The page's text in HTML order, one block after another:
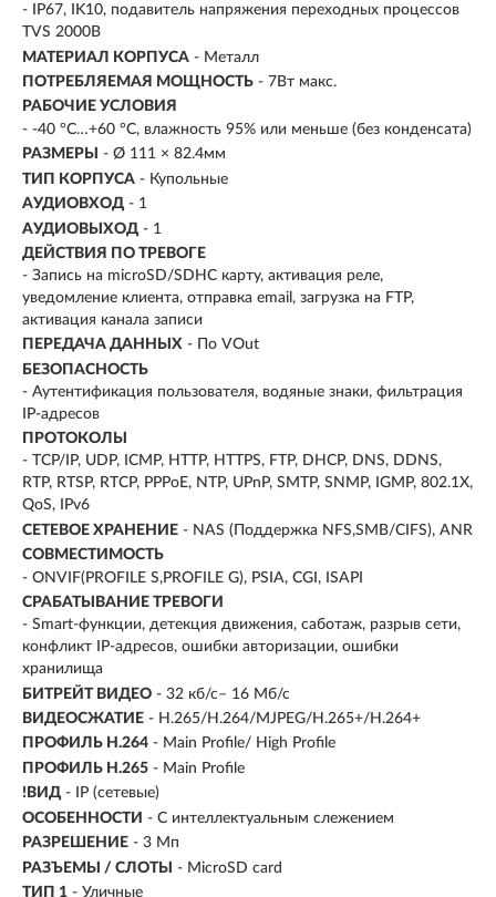
- IP67, IK10, подавитель напряжения переходных процессов
TVS 2000В
МАТЕРИАЛ КОРПУСА - Металл
ПОТРЕБЛЯЕМАЯ МОЩНОСТЬ - 7Вт макс.
РАБОЧИЕ УСЛОВИЯ
- -40 °C…+60 °C, влажность 95% или меньше (без конденсата)
РАЗМЕРЫ
- Ø 111 × 82.4мм
ТИП КОРПУСА - Купольные
АУДИОВХОД - 1
АУДИОВЫХОД - 1
ДЕЙСТВИЯ ПО ТРЕВОГЕ
- Запись на microSD/SDHC карту, активация реле,
уведомление клиента, отправка email, загрузка на FTP,
активация канала записи
ПЕРЕДАЧА ДАННЫХ - По VOut
БЕЗОПАСНОСТЬ
- Аутентификация пользователя, водяные знаки, фильтрация
IP-адресов
ПРОТОКОЛЫ
- TCP/IP, UDP, ICMP, HTTP, HTTPS, FTP, DHCP, DNS, DDNS,
RTP, RTSP, RTCP, PPPoE, NTP, UPnP, SMTP, SNMP, IGMP, 802.1X,
QoS, IPv6
СЕТЕВОЕ ХРАНЕНИЕ - NAS (Поддержка NFS,SMB/CIFS), ANR
СОВМЕСТИМОСТЬ
- ONVIF(PROFILE S,PROFILE G), PSIA, CGI, ISAPI
СРАБАТЫВАНИЕ ТРЕВОГИ
- Smart-функции, детекция движения, саботаж, разрыв сети,
конфликт IP-адресов, ошибки авторизации, ошибки
хранилища
БИТРЕЙТ ВИДЕО - 32 кб/с– 16 Мб/с
ВИДЕОСЖАТИЕ - H.265/H.264/MJPEG/H.265+/H.264+
ПРОФИЛЬ H.264 - Main Profile/ High Profile
ПРОФИЛЬ H.265 - Main Profile
!ВИД - IP (сетевые)
ОСОБЕННОСТИ - С интеллектуальным слежением
РАЗРЕШЕНИЕ - 3 Мп
РАЗЪЕМЫ / СЛОТЫ
- MicroSD card
ТИП 1 - Уличные